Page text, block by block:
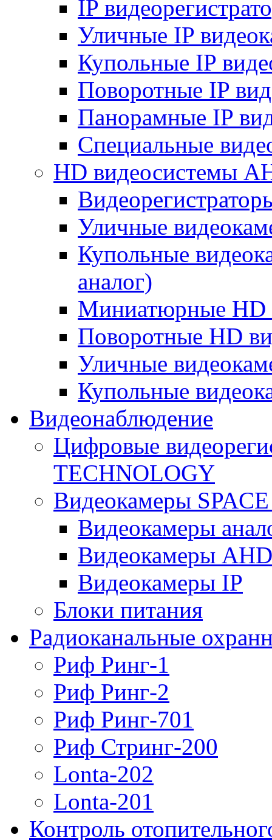
IP
Уличные IP
Купольные IP
Поворотные IP
Панорамные IP
Специальные
HD видеосистемы
Уличные
Купольные
аналог)
Миниатюрные HD
Поворотные HD
Уличные
Купольные
Видеонаблюдение
Цифровые
TECHNOLOGY
Видеокамеры
Видеокамеры
Видеокамеры AHD
Видеокамеры IP
Блоки питания
Радиоканальные
Риф Ринг-1
Риф Ринг-2
Риф Ринг-701
Риф Стринг-200
Lonta-202
Lonta-201
Контроль